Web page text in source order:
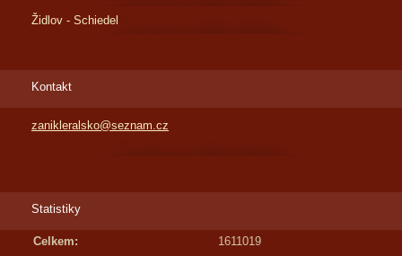
Židlov - Schiedel
Kontakt
zanikleralsko@seznam.cz
Statistiky
Celkem:
1611019